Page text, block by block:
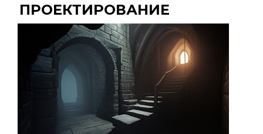
ПРОЕКТИРОВАНИЕ